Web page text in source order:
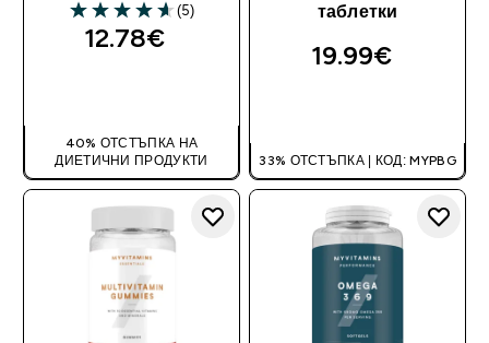
4.6 out of 5 stars
(5)
12.78€‎
40% ОТСТЪПКА НА
ДИЕТИЧНИ ПРОДУКТИ
таблетки
19.99€‎
33% ОТСТЪПКА | КОД: MYPBG